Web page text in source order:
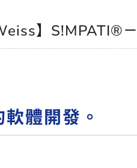
】S!MPATI®
軟體開發。